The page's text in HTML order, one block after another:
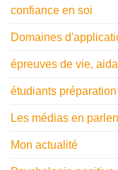
confiance en soi
Domaines
épreuves de vie,
étudiants
Les médias en
Mon actualité